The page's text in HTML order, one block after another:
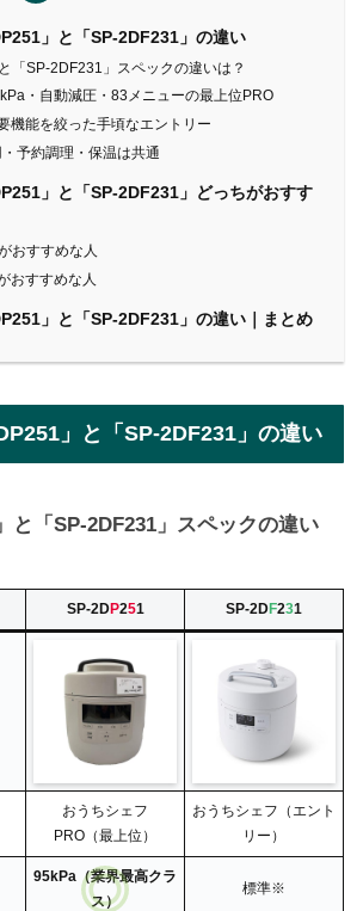
」と「SP-2DF231」の違い
「SP-2DF231」スペックの違いは？
・自動減圧・83メニューの最上位PRO
機能を絞った手頃なエントリー
予約調理・保温は共通
」と「SP-2DF231」どっちがおすす
おすすめな人
おすすめな人
」と「SP-2DF231」の違い｜まとめ
」と「SP-2DF231」の違い
と「SP-2DF231」スペックの違い
SP-2DP251 SP-2DF231
おうちシェフ
PRO（最上位）
おうちシェフ（エント
リー）
95kPa（業界最高クラ
ス）
標準※